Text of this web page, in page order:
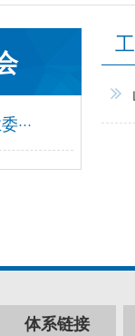
省中小企业发展促进
省中小企业发展促进
···
体系链接